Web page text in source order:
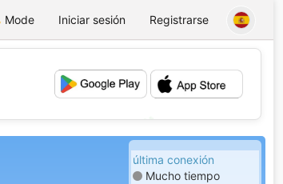
Mode Iniciar sesión Registrarse
💕
última conexión
Mucho tiempo